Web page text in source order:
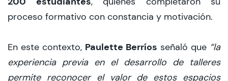
proceso formativo con constancia y motivación.
En este contexto, Paulette Berríos señaló que “la
experiencia previa en el desarrollo de talleres
permite reconocer el valor de estos espacios